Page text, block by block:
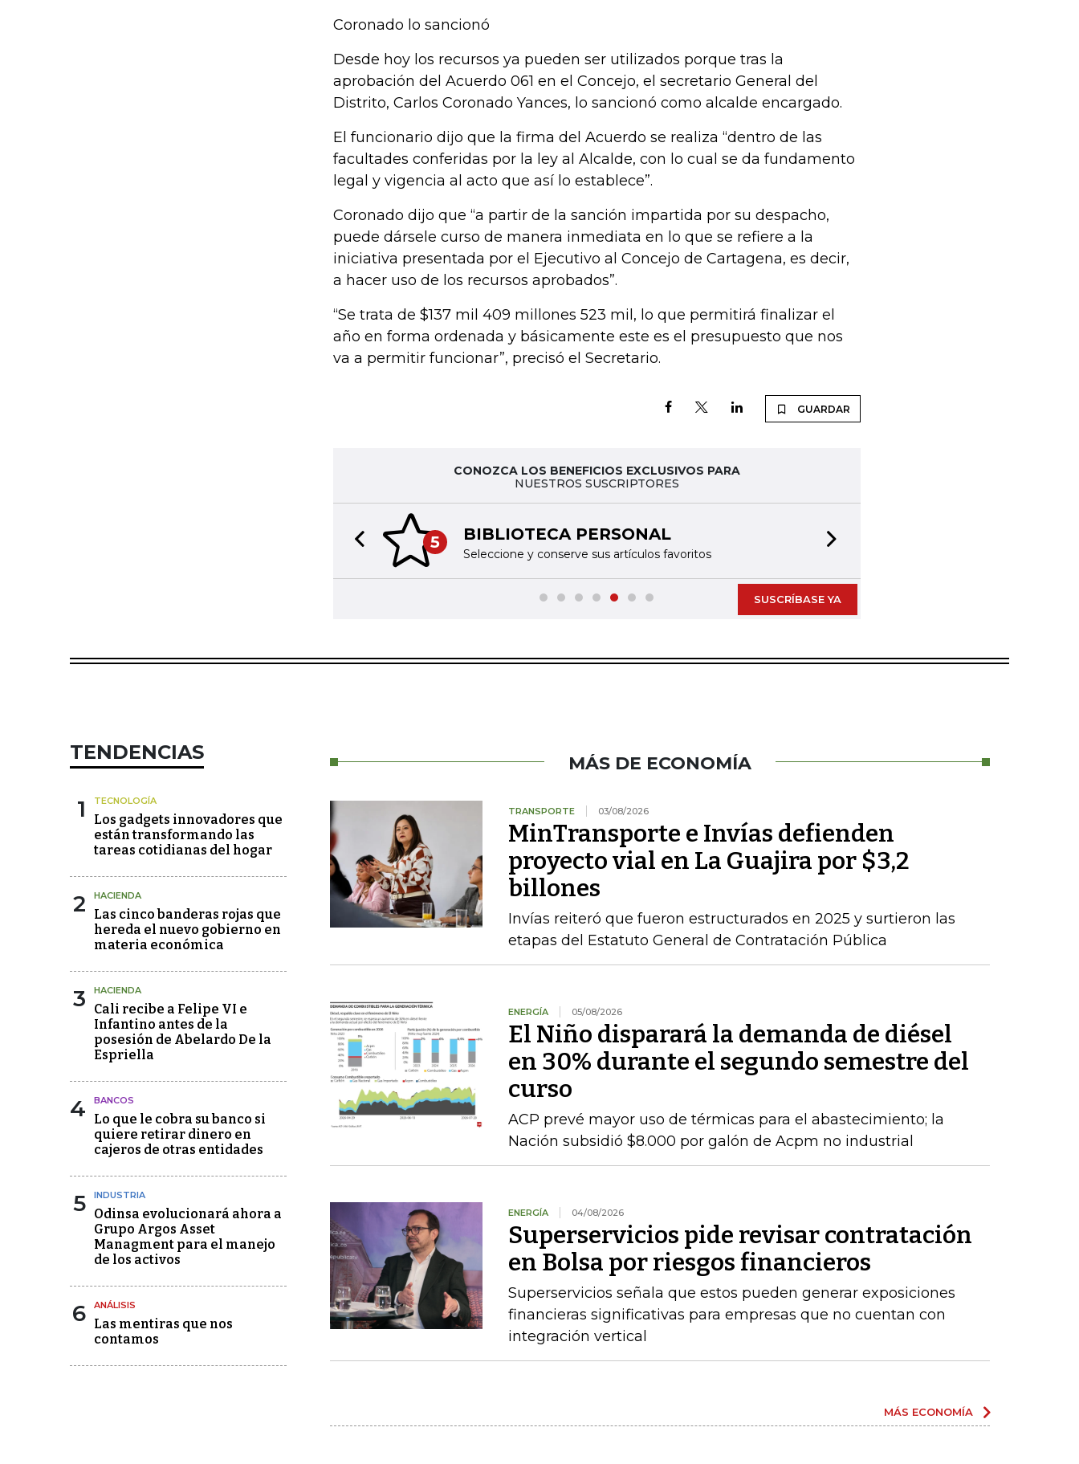
Coronado lo sancionó
Desde hoy los recursos ya pueden ser utilizados porque tras la
aprobación del Acuerdo 061 en el Concejo, el secretario General del
Distrito, Carlos Coronado Yances, lo sancionó como alcalde encargado.
El funcionario dijo que la firma del Acuerdo se realiza “dentro de las
facultades conferidas por la ley al Alcalde, con lo cual se da fundamento
legal y vigencia al acto que así lo establece”.
Coronado dijo que “a partir de la sanción impartida por su despacho,
puede dársele curso de manera inmediata en lo que se refiere a la
iniciativa presentada por el Ejecutivo al Concejo de Cartagena, es decir,
a hacer uso de los recursos aprobados”.
“Se trata de $137 mil 409 millones 523 mil, lo que permitirá finalizar el
año en forma ordenada y básicamente este es el presupuesto que nos
va a permitir funcionar”, precisó el Secretario.
GUARDAR
CONOZCA LOS BENEFICIOS EXCLUSIVOS PARA
NUESTROS SUSCRIPTORES
5 BIBLIOTECA PERSONAL
Seleccione y conserve sus artículos favoritos
Previous slide
SUSCRÍBASE YA
TENDENCIAS
1 TECNOLOGÍA
Los gadgets innovadores que
están transformando las
tareas cotidianas del hogar
2 HACIENDA
Las cinco banderas rojas que
hereda el nuevo gobierno en
materia económica
3 HACIENDA
Cali recibe a Felipe VI e
Infantino antes de la
posesión de Abelardo De la
Espriella
4 BANCOS
Lo que le cobra su banco si
quiere retirar dinero en
cajeros de otras entidades
5 INDUSTRIA
Odinsa evolucionará ahora a
Grupo Argos Asset
Managment para el manejo
de los activos
6 ANÁLISIS
Las mentiras que nos
contamos
MÁS DE ECONOMÍA
TRANSPORTE 03/08/2026
MinTransporte e Invías defienden
proyecto vial en La Guajira por $3,2
billones
Invías reiteró que fueron estructurados en 2025 y surtieron las
etapas del Estatuto General de Contratación Pública
ENERGÍA 05/08/2026
El Niño disparará la demanda de diésel
en 30% durante el segundo semestre del
curso
ACP prevé mayor uso de térmicas para el abastecimiento; la
Nación subsidió $8.000 por galón de Acpm no industrial
ENERGÍA 04/08/2026
Superservicios pide revisar contratación
en Bolsa por riesgos financieros
Superservicios señala que estos pueden generar exposiciones
financieras significativas para empresas que no cuentan con
integración vertical
MÁS ECONOMÍA